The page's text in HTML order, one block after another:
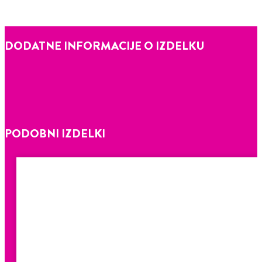
DODATNE INFORMACIJE O IZDELKU
PODOBNI IZDELKI